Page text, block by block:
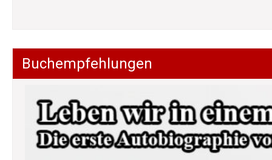
Buchempfehlungen